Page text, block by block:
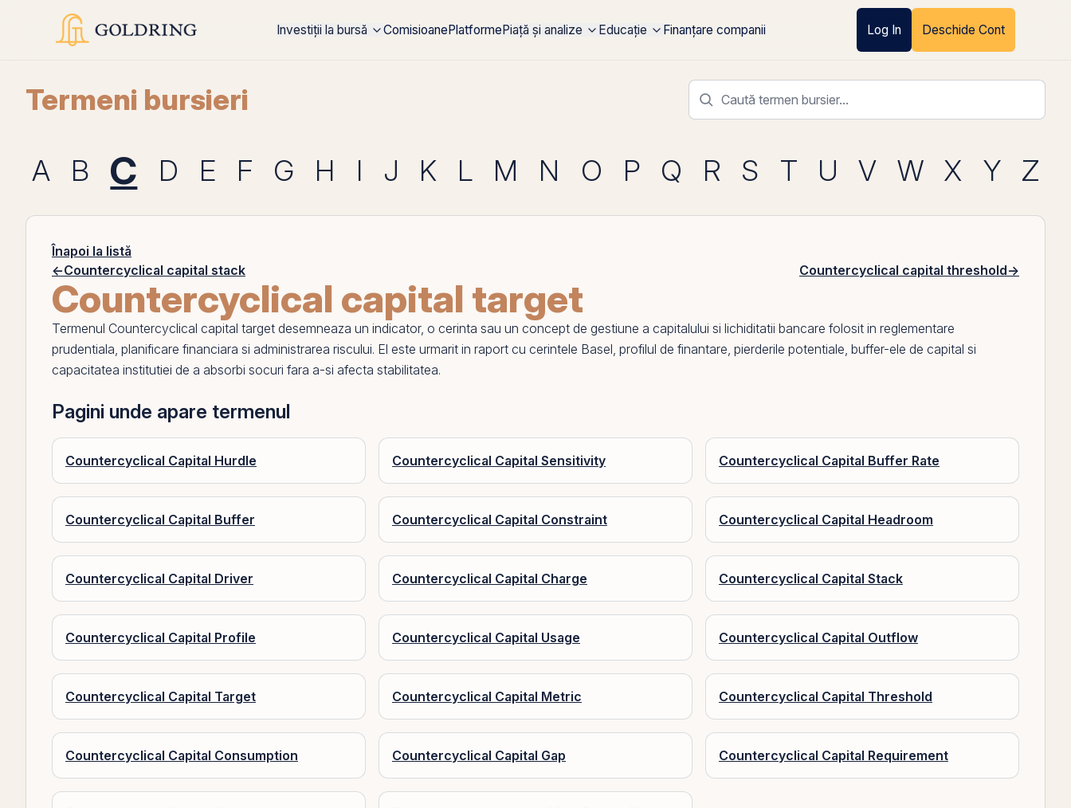
Investiții la bursă ComisioanePlatformePiață și analize Educație Finanțare companii Log In Deschide Cont
Termeni bursieri
A B C D E F G H I J K L M N O P Q R S T U V W X Y Z
Înapoi la listă
←Countercyclical capital stack Countercyclical capital threshold→
Countercyclical capital target
Termenul Countercyclical capital target desemneaza un indicator, o cerinta sau un concept de gestiune a capitalului si lichiditatii bancare folosit in reglementare
prudentiala, planificare financiara si administrarea riscului. El este urmarit in raport cu cerintele Basel, profilul de finantare, pierderile potentiale, buffer-ele de capital si
capacitatea institutiei de a absorbi socuri fara a-si afecta stabilitatea.
Pagini unde apare termenul
Countercyclical Capital Hurdle Countercyclical Capital Sensitivity Countercyclical Capital Buffer Rate
Countercyclical Capital Buffer Countercyclical Capital Constraint Countercyclical Capital Headroom
Countercyclical Capital Driver Countercyclical Capital Charge Countercyclical Capital Stack
Countercyclical Capital Profile Countercyclical Capital Usage Countercyclical Capital Outflow
Countercyclical Capital Target Countercyclical Capital Metric Countercyclical Capital Threshold
Countercyclical Capital Consumption Countercyclical Capital Gap Countercyclical Capital Requirement